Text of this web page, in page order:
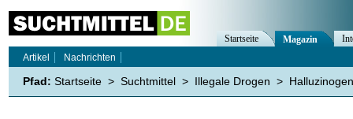
Startseite Magazin
Artikel
Nachrichten
Pfad: Startseite > Suchtmittel > Illegale Drogen >